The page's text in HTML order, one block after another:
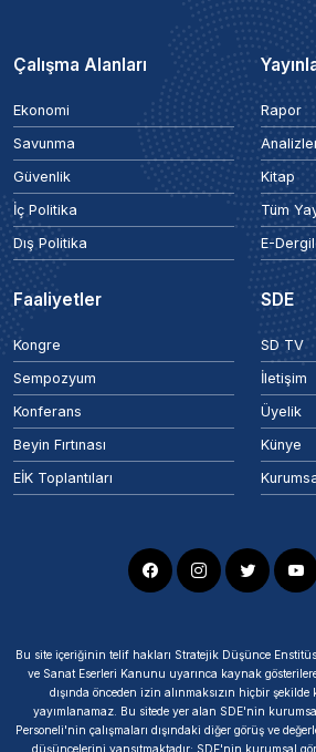
Çalışma Alanları
Ekonomi
Savunma
Güvenlik
İç Politika
Dış Politika
Rapor
Kitap
Tüm
E-
Faaliyetler
Kongre
Sempozyum
Konferans
Beyin Fırtınası
EİK Toplantıları
SDE
SD TV
İletişim
Üyelik
Künye
Bu site içeriğinin telif hakları Stratejik Düşünce
ve Sanat Eserleri Kanunu uyarınca kaynak
dışında önceden izin alınmaksızın hiçbir
yayımlanamaz. Bu sitede yer alan SDE'nin
Personeli'nin çalışmaları dışındaki diğer görüş ve
düşüncelerini yansıtmaktadır; SDE'nin kurumsal